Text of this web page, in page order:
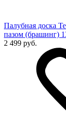
Палубная доска
пазом (брашинг)
2 499 руб.